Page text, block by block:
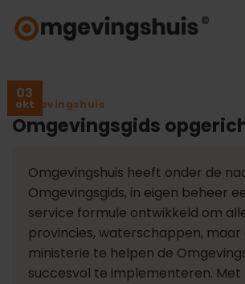
naar
03
okt
Omgevingshuis
Omgevingsgids
Omgevingshuis heeft onder de
Omgevingsgids, in eigen beheer
service formule ontwikkeld om
provincies, waterschappen, maar
ministerie te helpen de
succesvol te implementeren. Met